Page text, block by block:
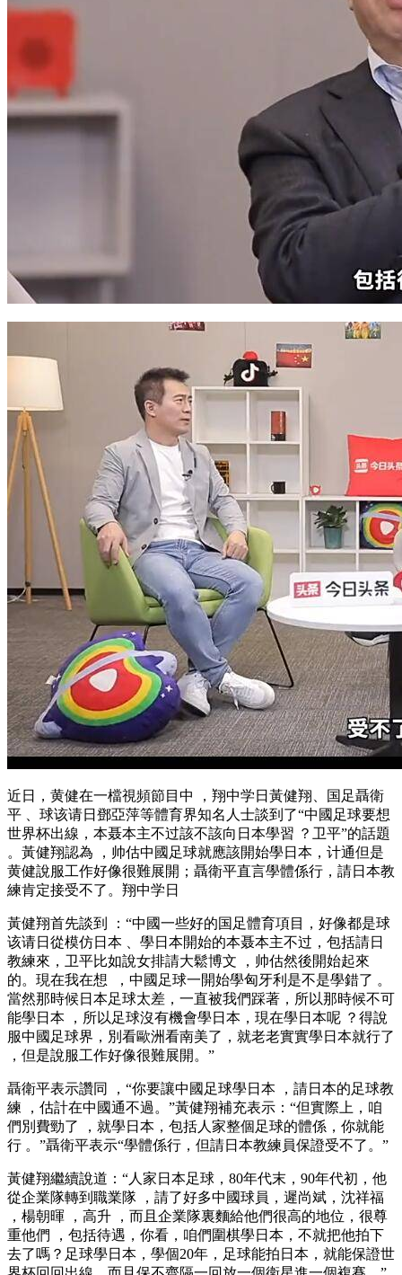
近日  ，黄健在一檔視頻節目中  ，翔中学日黃健翔 、国足聶衛
平 、球该请日鄧亞萍等體育界知名人士談到了“中國足球要想
世界杯出線，本聂本主不过該不該向日本學習 ？卫平”的話題
。黃健翔認為 ，帅估中國足球就應該開始學日本 ，计通但是
黄健說服工作好像很難展開；聶衛平直言學體係行，請日本教
練肯定接受不了。翔中学日
黃健翔首先談到 ：“中國一些好的国足體育項目，好像都是球
该请日從模仿日本 、學日本開始的本聂本主不过，包括請日
教練來 ，卫平比如說女排請大鬆博文 ，帅估然後開始起來
的 。現在我在想  ，中國足球一開始學匈牙利是不是學錯了 。
當然那時候日本足球太差，一直被我們踩著 ，所以那時候不可
能學日本 ，所以足球沒有機會學日本  ，現在學日本呢 ？得說
服中國足球界，別看歐洲看南美了，就老老實實學日本就行了
，但是說服工作好像很難展開 。”
聶衛平表示讚同 ，“你要讓中國足球學日本 ，請日本的足球教
練 ，估計在中國通不過。”黃健翔補充表示 ：“但實際上，咱
們別費勁了 ，就學日本 ，包括人家整個足球的體係 ，你就能
行 。”聶衛平表示“學體係行 ，但請日本教練員保證受不了。”
黃健翔繼續說道 ：“人家日本足球，80年代末 ，90年代初 ，他
從企業隊轉到職業隊 ，請了好多中國球員，遲尚斌 ，沈祥福 
，楊朝暉 ，高升 ，而且企業隊裏麵給他們很高的地位 ，很尊
重他們 ，包括待遇，你看，咱們圍棋學日本，不就把他拍下
去了嗎？足球學日本 ，學個20年，足球能拍日本，就能保證世